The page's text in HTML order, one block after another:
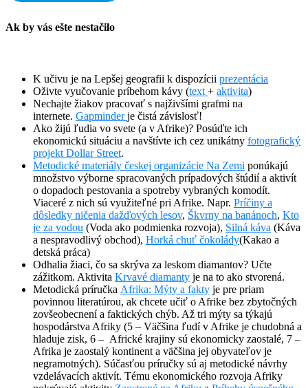
Ak by vás ešte nestačilo
K učivu je na Lepšej geografii k dispozícii prezentácia
Oživte vyučovanie príbehom kávy (text + aktivita)
Nechajte žiakov pracovať s najživšími grafmi na
internete. Gapminderje čistá závislosť!
Ako žijú ľudia vo svete (a v Afrike)? Posúďte ich
ekonomickú situáciu a navštívte ich cez unikátny fotografický
projekt Dollar Street.
Metodické materiály českej organizácie Na Zemi ponúkajú
množstvo výborne spracovaných prípadových štúdií a aktivít
o dopadoch pestovania a spotreby vybraných komodít.
Viaceré z nich sú využiteľné pri Afrike. Napr. Príčiny a
dôsledky ničenia dažďových lesov, Škvrny na banánoch, Kto
je za vodou (Voda ako podmienka rozvoja), Silná káva (Káva
a nespravodlivý obchod), Horká chuť čokolády(Kakao a
detská práca)
Odhalia žiaci, čo sa skrýva za leskom diamantov? Učte
zážitkom. Aktivita Krvavé diamanty je na to ako stvorená.
Metodická príručka Afrika: Mýty a fakty je pre priam
povinnou literatúrou, ak chcete učiť o Afrike bez zbytočných
zovšeobecnení a faktických chýb. Až tri mýty sa týkajú
hospodárstva Afriky (5 – Väčšina ľudí v Afrike je chudobná a
hladuje zisk, 6 – Africké krajiny sú ekonomicky zaostalé, 7 –
Afrika je zaostalý kontinent a väčšina jej obyvateľov je
negramotných). Súčasťou príručky sú aj metodické návrhy
vzdelávacích aktivít. Tému ekonomického rozvoja Afriky